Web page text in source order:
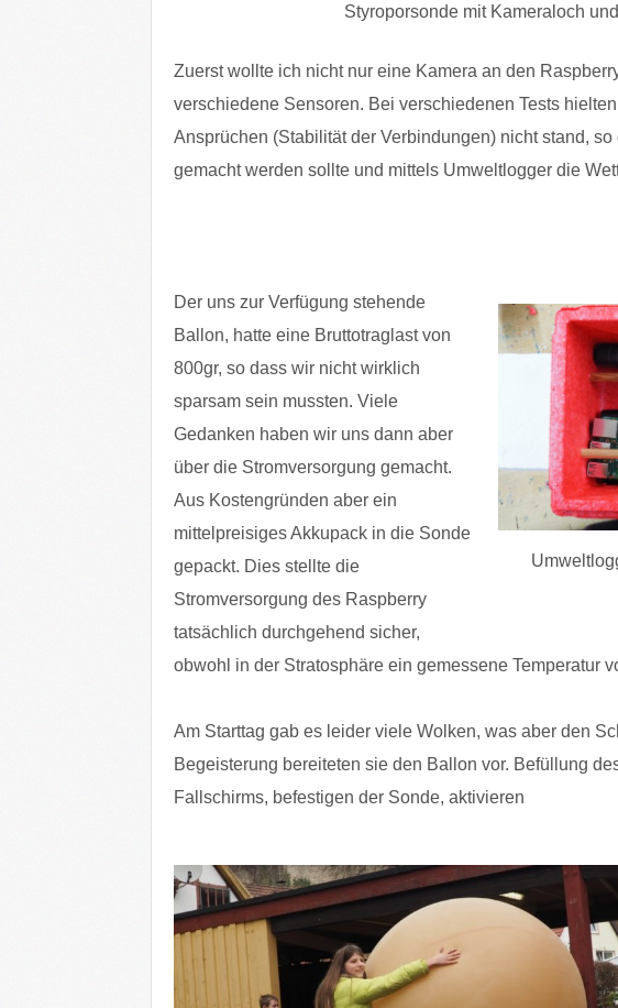
Styroporsonde mit Kameraloch
Zuerst wollte ich nicht nur eine Kamera an den
verschiedene Sensoren. Bei verschiedenen Tests
Ansprüchen (Stabilität der Verbindungen) nicht stand,
gemacht werden sollte und mittels Umweltlogger die
Der uns zur Verfügung stehende
Ballon, hatte eine Bruttotraglast von
800gr, so dass wir nicht wirklich
sparsam sein mussten. Viele
Gedanken haben wir uns dann aber
über die Stromversorgung gemacht.
Aus Kostengründen aber ein
mittelpreisiges Akkupack in die Sonde
gepackt. Dies stellte die
Stromversorgung des Raspberry
tatsächlich durchgehend sicher,
obwohl in der Stratosphäre ein gemessene Temperatur
Am Starttag gab es leider viele Wolken, was aber den
Begeisterung bereiteten sie den Ballon vor. Befüllung
Fallschirms, befestigen der Sonde, aktivieren